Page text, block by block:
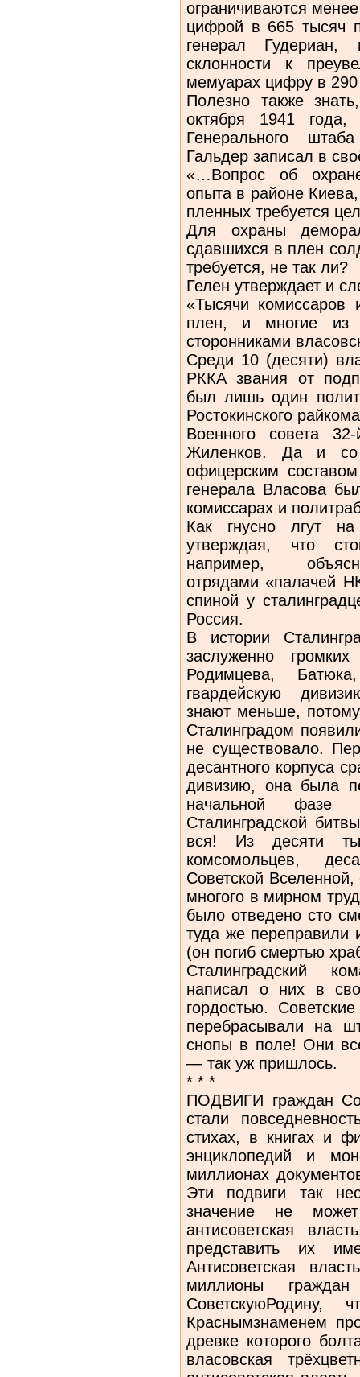
ограничиваются
цифрой в 665 тысяч
генерал
склонности к
мемуарах цифру в 290
Полезно также
октября 1941 года,
Генерального
Гальдер записал в
«…Вопрос об
опыта в районе
пленных требуется
Для охраны
сдавшихся в плен
требуется, не так ли?
Гелен утверждает и
«Тысячи комиссаров
плен, и многие из
сторонниками
Среди 10 (десяти)
РККА звания от
был лишь один
Ростокинского
Военного совета
Жиленков. Да и
офицерским
генерала Власова
комиссарах и
Как гнусно лгут
утверждая, что
например,
отрядами «палачей
спиной у
Россия.
В истории
заслуженно
Родимцева,
гвардейскую
знают меньше,
Сталинградом
не существовало.
десантного корпуса
дивизию, она была
начальной фазе
Сталинградской
вся! Из десяти
комсомольцев,
Советской
многого в мирном
было отведено сто
туда же переправили
(он погиб смертью
Сталинградский
написал о них в
гордостью.
перебрасывали на
снопы в поле! Они
— так уж пришлось.
* * *
ПОДВИГИ граждан
стали
стихах, в книгах и
энциклопедий и
миллионах
Эти подвиги так
значение не
антисоветская
представить их
Антисоветская
миллионы
Краснымзнаменем
древке которого
власовская